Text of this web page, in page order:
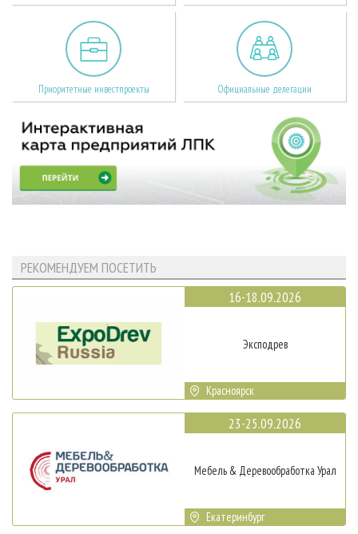
Приоритетные инвестпроекты Официальные делегации
РЕКОМЕНДУЕМ ПОСЕТИТЬ
16-18.09.2026
Эксподрев
Красноярск
23-25.09.2026
Мебель & Деревообработка Урал
Екатеринбург